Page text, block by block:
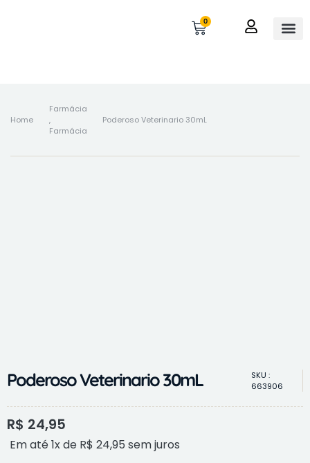
0
Home
Farmácia
,
Farmácia
Poderoso Veterinario 30mL
Poderoso Veterinario 30mL
SKU :
663906
R$ 24,95
Em até 1x de R$ 24,95 sem juros